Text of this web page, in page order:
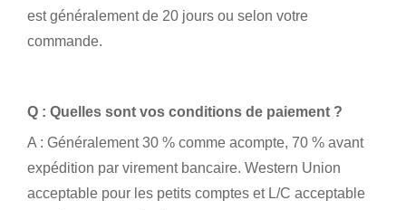
est généralement de 20 jours ou selon votre
commande.
Q : Quelles sont vos conditions de paiement ?
A : Généralement 30 % comme acompte, 70 % avant
expédition par virement bancaire. Western Union
acceptable pour les petits comptes et L/C acceptable